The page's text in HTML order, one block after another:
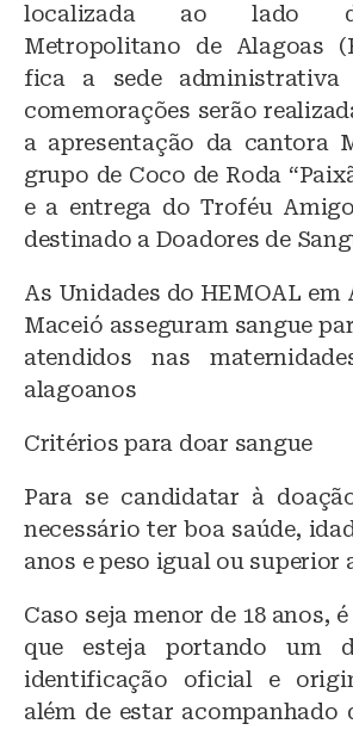
localizada ao lado
Metropolitano de Alagoas
fica a sede administrativa
comemorações serão
a apresentação da cantora
grupo de Coco de Roda
e a entrega do Troféu
destinado a Doadores de
As Unidades do HEMOAL em
Maceió asseguram sangue
atendidos nas
alagoanos
Critérios para doar sangue
Para se candidatar à
necessário ter boa saúde,
anos e peso igual ou superior
Caso seja menor de 18 anos,
que esteja portando um
identificação oficial e
além de estar acompanhado